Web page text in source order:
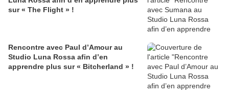
sur « The Flight » !
Rencontre avec Paul d’Amour au
Studio Luna Rossa afin d’en
apprendre plus sur « Bitcherland » !